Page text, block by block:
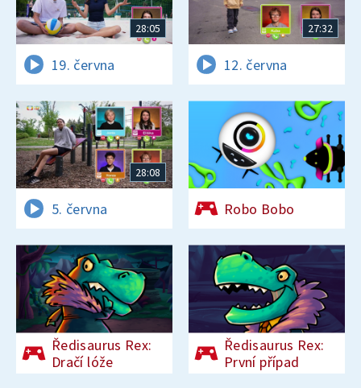
28:05
19. června
27:32
12. června
28:08
5. června Robo Bobo
Ředisaurus Rex:
Dračí lóže
Ředisaurus Rex:
První případ